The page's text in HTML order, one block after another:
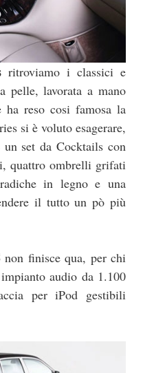
ritroviamo i classici e
pelle, lavorata a mano
reso cosi famosa la
si è voluto esagerare,
set da Cocktails con
quattro ombrelli grifati
in legno e una
il tutto un pò più
non finisce qua, per chi
audio da 1.100
per iPod gestibili